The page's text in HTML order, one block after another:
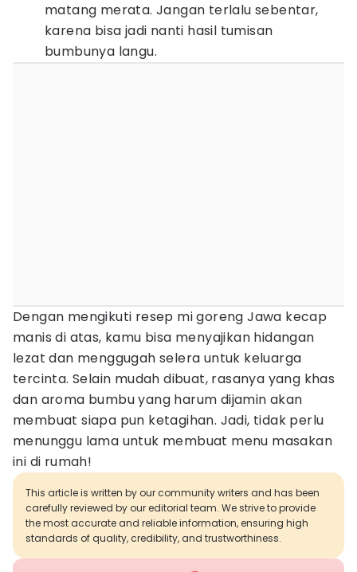
matang merata. Jangan terlalu sebentar,
karena bisa jadi nanti hasil tumisan
bumbunya langu.
Dengan mengikuti resep mi goreng Jawa kecap
manis di atas, kamu bisa menyajikan hidangan
lezat dan menggugah selera untuk keluarga
tercinta. Selain mudah dibuat, rasanya yang khas
dan aroma bumbu yang harum dijamin akan
membuat siapa pun ketagihan. Jadi, tidak perlu
menunggu lama untuk membuat menu masakan
ini di rumah!
This article is written by our community writers and has been
carefully reviewed by our editorial team. We strive to provide
the most accurate and reliable information, ensuring high
standards of quality, credibility, and trustworthiness.